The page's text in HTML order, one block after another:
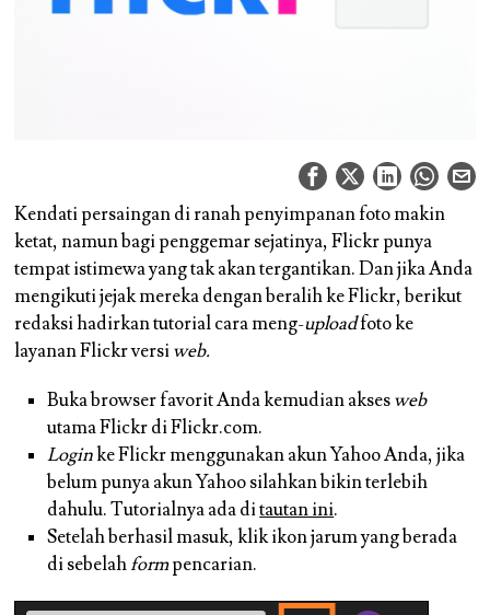
Kendati persaingan di ranah penyimpanan foto makin
ketat, namun bagi penggemar sejatinya, Flickr punya
tempat istimewa yang tak akan tergantikan. Dan jika Anda
mengikuti jejak mereka dengan beralih ke Flickr, berikut
redaksi hadirkan tutorial cara meng-uploadfoto ke
layanan Flickr versiweb.
Buka browser favorit Anda kemudian aksesweb
utama Flickr di Flickr.com.
Loginke Flickr menggunakan akun Yahoo Anda, jika
belum punya akun Yahoo silahkan bikin terlebih
dahulu. Tutorialnya ada ditautan ini.
Setelah berhasil masuk, klik ikon jarum yang berada
di sebelahformpencarian.